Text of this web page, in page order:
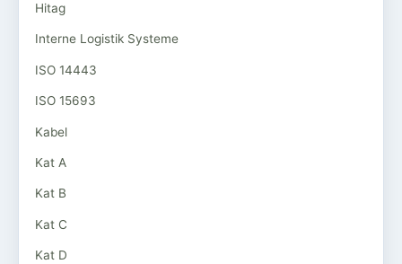
Hitag
Interne Logistik Systeme
ISO 14443
ISO 15693
Kabel
Kat A
Kat B
Kat C
Kat D